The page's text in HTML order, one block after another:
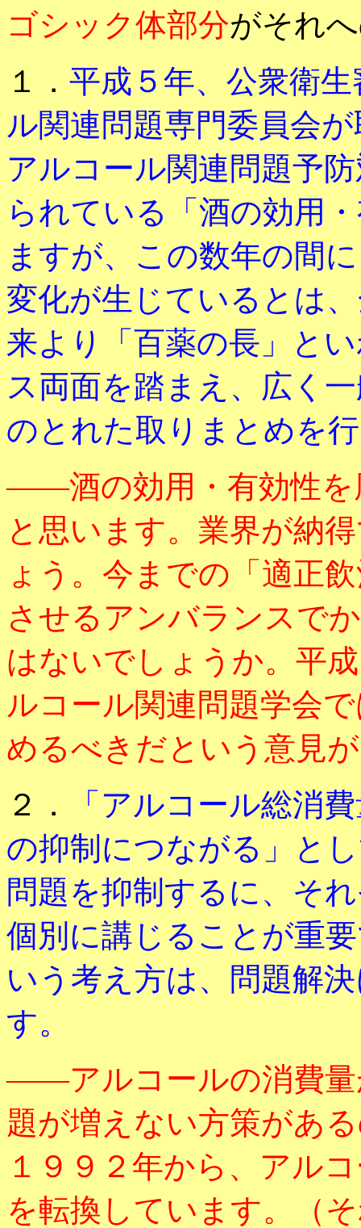
ゴシック体部分がそれ
１． 平成５年、公衆衛
ル関連問題専門委員会
アルコール関連問題予
られている「酒の効用
ますが、この数年の間
変化が生じているとは
来より「百薬の長」と
ス両面を踏まえ、広く
のとれた取りまとめを
――酒の効用・有効性を
と思います。業界が納
ょう。今までの「適正
させるアンバランスで
はないでしょうか。平
ルコール関連問題学会
めるべきだという意見
２．
「アルコール総消
の抑制につながる」と
問題を抑制するに、そ
個別に講じることが重
いう考え方は、問題解
す。
――アルコールの消費量
題が増えない方策があ
１９９２年から、アル
を転換しています。（